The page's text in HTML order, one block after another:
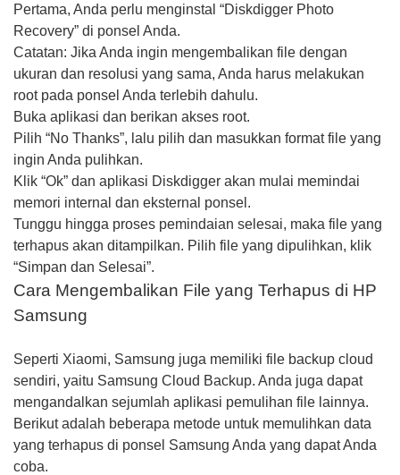
Pertama, Anda perlu menginstal “Diskdigger Photo
Recovery” di ponsel Anda.
Catatan: Jika Anda ingin mengembalikan file dengan
ukuran dan resolusi yang sama, Anda harus melakukan
root pada ponsel Anda terlebih dahulu.
Buka aplikasi dan berikan akses root.
Pilih “No Thanks”, lalu pilih dan masukkan format file yang
ingin Anda pulihkan.
Klik “Ok” dan aplikasi Diskdigger akan mulai memindai
memori internal dan eksternal ponsel.
Tunggu hingga proses pemindaian selesai, maka file yang
terhapus akan ditampilkan. Pilih file yang dipulihkan, klik
“Simpan dan Selesai”.
Cara Mengembalikan File yang Terhapus di HP
Samsung
Seperti Xiaomi, Samsung juga memiliki file backup cloud
sendiri, yaitu Samsung Cloud Backup. Anda juga dapat
mengandalkan sejumlah aplikasi pemulihan file lainnya.
Berikut adalah beberapa metode untuk memulihkan data
yang terhapus di ponsel Samsung Anda yang dapat Anda
coba.